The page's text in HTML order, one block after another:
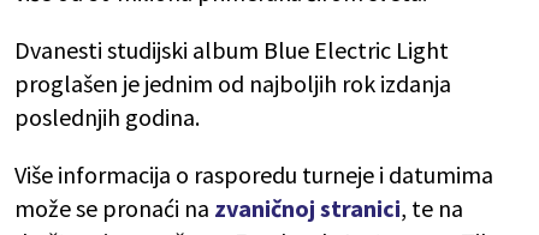
Dvanesti studijski album Blue Electric Light
proglašen je jednim od najboljih rok izdanja
poslednjih godina.
Više informacija o rasporedu turneje i datumima
može se pronaći na zvaničnoj stranici, te na